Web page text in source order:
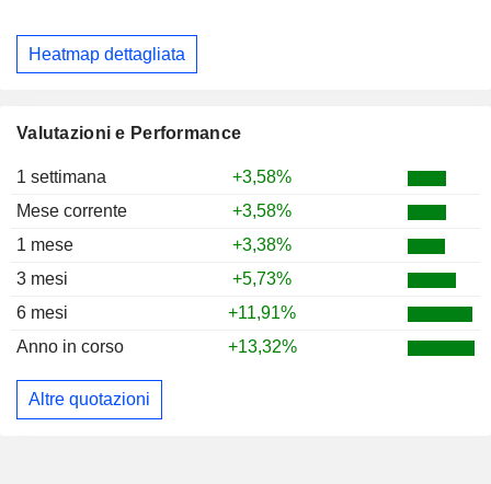
Heatmap dettagliata
Valutazioni e Performance
1 settimana
+3,58%
Mese corrente
+3,58%
1 mese
+3,38%
3 mesi
+5,73%
6 mesi
+11,91%
Anno in corso
+13,32%
Altre quotazioni